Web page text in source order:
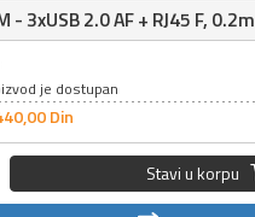
- 3xUSB 2.0 AF + RJ45 F, 0.2m
je dostupan
00Din
Stavi u korpu